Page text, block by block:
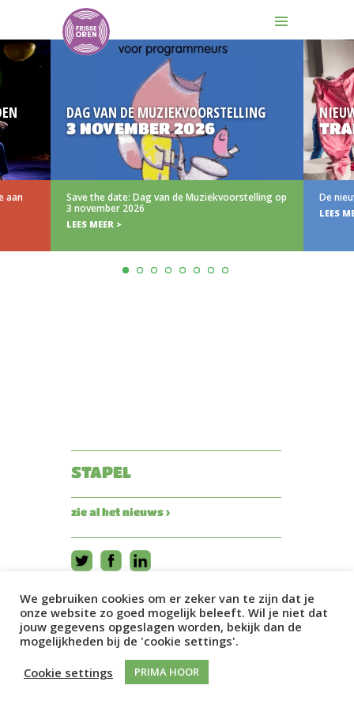
aan
DAG VAN DE MUZIEKVOORSTELLING
3 NOVEMBER 2026
Save the date: Dag van de Muziekvoorstelling op
3 november 2026
LEES MEER >
De
LEES
STAPEL
zie al het nieuws ›
We gebruiken cookies om er zeker van te zijn dat je
onze website zo goed mogelijk beleeft. Wil je niet dat
jouw gegevens opgeslagen worden, bekijk dan de
mogelijkheden bij de 'cookie settings'.
Cookie settings
PRIMA HOOR